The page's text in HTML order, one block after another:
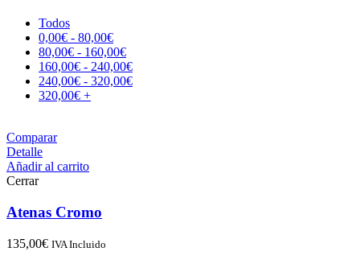
Todos
0,00€ - 80,00€
80,00€ - 160,00€
160,00€ - 240,00€
240,00€ - 320,00€
320,00€ +
Comparar
Detalle
Añadir al carrito
Cerrar
Atenas Cromo
135,00€ IVA Incluido